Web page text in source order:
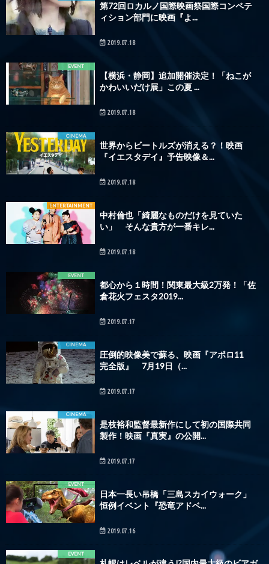
第72回ロカルノ国際映画祭国際コンペテ
ィション部門に映画『よ...
2019.07.18
EVENT
【横浜・静岡】追加開催決定！「ねこが
かわいいだけ展」この夏 ...
2019.07.18
CINEMA
世界からビートルズが消える？！映画
『イエスタデイ』予告映像＆...
2019.07.18
ENTERTAINMENT
中村倫也「綺麗なものだけを見ていた
い」 そんな貴方が一番キレ...
2019.07.18
EVENT
都心から１時間！関東最大級2万発！「佐
倉花火フェスタ2019...
2019.07.17
CINEMA
圧倒的映像美で蘇る、映画『アポロ11
完全版』 7月19日（...
2019.07.17
CINEMA
是枝裕和監督最新作にして初の国際共同
製作！映画『真実』の公開...
2019.07.17
EVENT
日本一長い吊橋「三島スカイウォーク」
恒例イベント『恐竜アドベ...
2019.07.16
EVENT